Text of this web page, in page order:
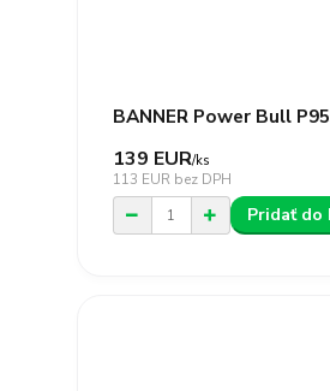
BANNER Power Bull
139 EUR/ks
113 EUR bez DPH
Pridať do